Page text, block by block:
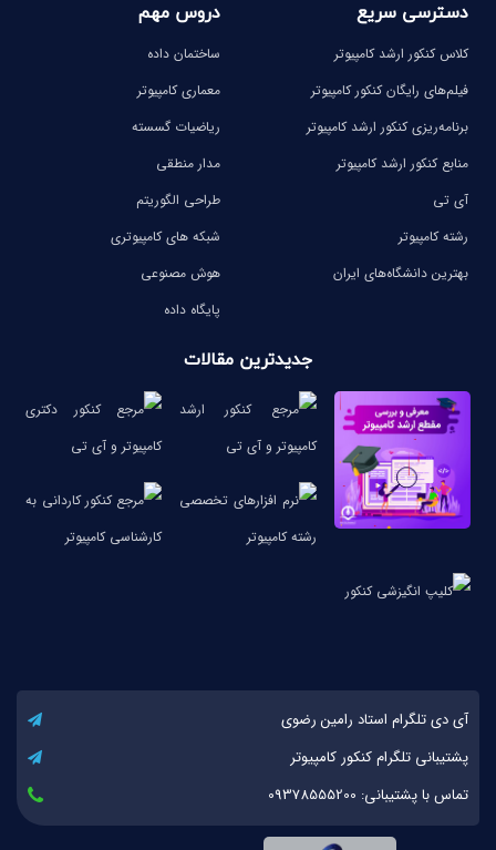
دسترسی سریع
کلاس کنکور ارشد کامپیوتر
فیلم‌های رایگان کنکور کامپیوتر
برنامه‌ریزی کنکور ارشد کامپیوتر
منابع کنکور ارشد کامپیوتر
آی تی
رشته کامپیوتر
بهترین دانشگاه‌های ایران
دروس مهم
ساختمان داده
معماری کامپیوتر
ریاضیات گسسته
مدار منطقی
طراحی الگوریتم
شبکه های کامپیوتری
هوش مصنوعی
پایگاه داده
جدیدترین مقالات
آی دی تلگرام استاد رامین رضوی
پشتیبانی تلگرام کنکور کامپیوتر
تماس با پشتیبانی: 09378555200